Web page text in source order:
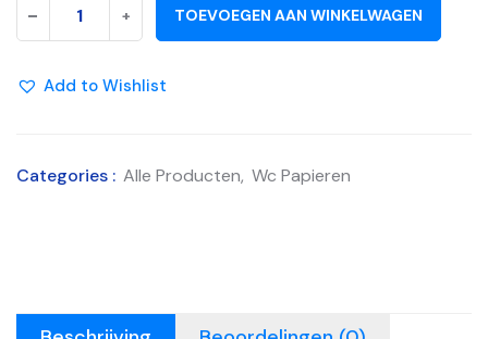
- + TOEVOEGEN AAN WINKELWAGEN
Add to Wishlist
Categories : Alle Producten, Wc Papieren